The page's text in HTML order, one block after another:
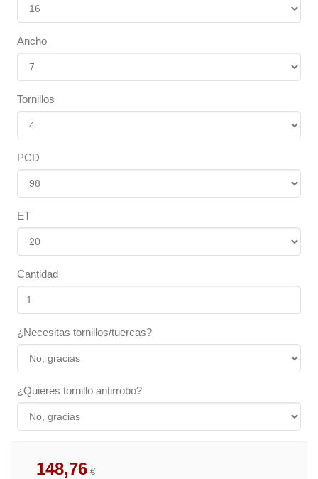
Ancho
Tornillos
PCD
ET
Cantidad
¿Necesitas tornillos/tuercas?
¿Quieres tornillo antirrobo?
148,76 €